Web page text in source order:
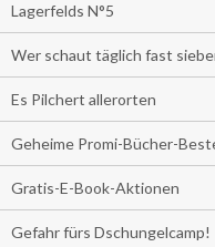
Lagerfelds N°5
Wer schaut täglich fast
Es Pilchert allerorten
Geheime Promi-Bücher-
Gratis-E-Book-Aktionen
Gefahr fürs Dschungelcamp!